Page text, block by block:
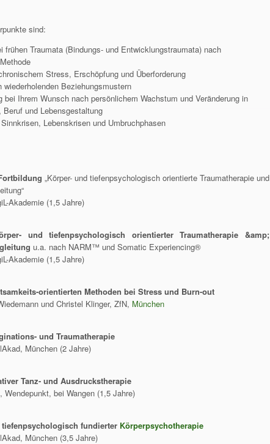
sind:
frühen Traumata (Bindungs- und Entwicklungstraumata) nach
Stress, Erschöpfung und Überforderung
wiederholenden Beziehungsmustern
bei Ihrem Wunsch nach persönlichem Wachstum und Veränderung in
Beruf und Lebensgestaltung
Lebenskrisen und Umbruchphasen
„Körper- und tiefenpsychologisch orientierte Traumatherapie und
Akademie (1,5 Jahre)
und tiefenpsychologisch orientierter Traumatherapie &amp;
u.a. nach NARM™ und Somatic Experiencing®
Akademie (1,5 Jahre)
orientierten Methoden bei Stress und Burn-out
und Christel Klinger, ZfN, München
und Traumatherapie
München (2 Jahre)
Tanz- und Ausdruckstherapie
Wendepunkt, bei Wangen (1,5 Jahre)
fundierter Körperpsychotherapie
München (3,5 Jahre)